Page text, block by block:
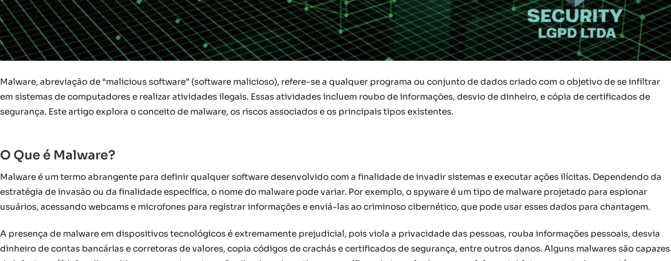
Malware, abreviação de “malicious software” (software malicioso), refere-se a qualquer programa ou conjunto de dados criado com o objetivo de se infiltrar
em sistemas de computadores e realizar atividades ilegais. Essas atividades incluem roubo de informações, desvio de dinheiro, e cópia de certificados de
segurança. Este artigo explora o conceito de malware, os riscos associados e os principais tipos existentes.
O Que é Malware?
Malware é um termo abrangente para definir qualquer software desenvolvido com a finalidade de invadir sistemas e executar ações ilícitas. Dependendo da
estratégia de invasão ou da finalidade específica, o nome do malware pode variar. Por exemplo, o spyware é um tipo de malware projetado para espionar
usuários, acessando webcams e microfones para registrar informações e enviá-las ao criminoso cibernético, que pode usar esses dados para chantagem.
A presença de malware em dispositivos tecnológicos é extremamente prejudicial, pois viola a privacidade das pessoas, rouba informações pessoais, desvia
dinheiro de contas bancárias e corretoras de valores, copia códigos de crachás e certificados de segurança, entre outros danos. Alguns malwares são capazes